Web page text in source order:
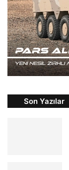
Son Yazılar